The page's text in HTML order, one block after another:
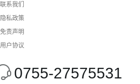
联系我们
隐私政策
免责声明
用户协议
0755-27575531